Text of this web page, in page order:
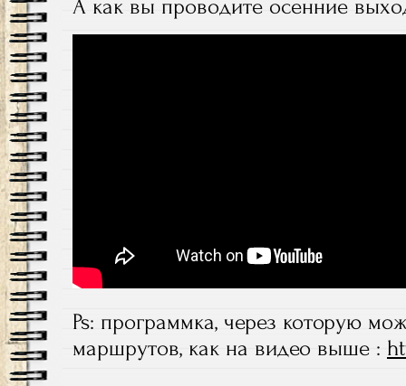
А как вы проводите осенние
Ps: программка, через которую
маршрутов, как на видео выше :